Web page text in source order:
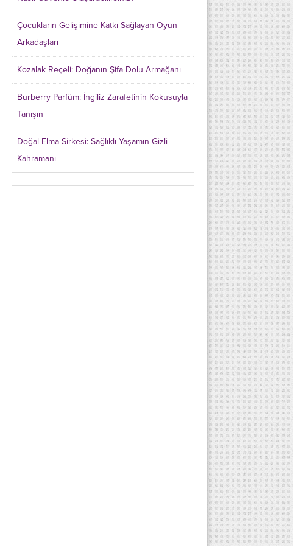
Çocukların Gelişimine Katkı Sağlayan Oyun
Arkadaşları
Kozalak Reçeli: Doğanın Şifa Dolu Armağanı
Burberry Parfüm: İngiliz Zarafetinin Kokusuyla
Tanışın
Doğal Elma Sirkesi: Sağlıklı Yaşamın Gizli
Kahramanı